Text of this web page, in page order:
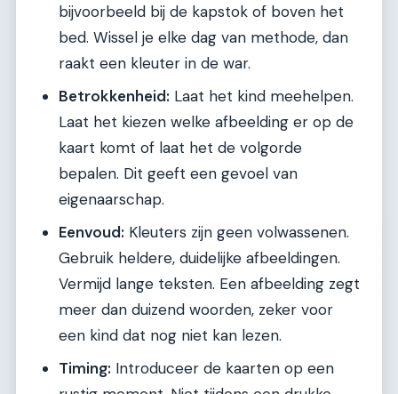
bijvoorbeeld bij de kapstok of boven het
bed. Wissel je elke dag van methode, dan
raakt een kleuter in de war.
Betrokkenheid: Laat het kind meehelpen.
Laat het kiezen welke afbeelding er op de
kaart komt of laat het de volgorde
bepalen. Dit geeft een gevoel van
eigenaarschap.
Eenvoud: Kleuters zijn geen volwassenen.
Gebruik heldere, duidelijke afbeeldingen.
Vermijd lange teksten. Een afbeelding zegt
meer dan duizend woorden, zeker voor
een kind dat nog niet kan lezen.
Timing: Introduceer de kaarten op een